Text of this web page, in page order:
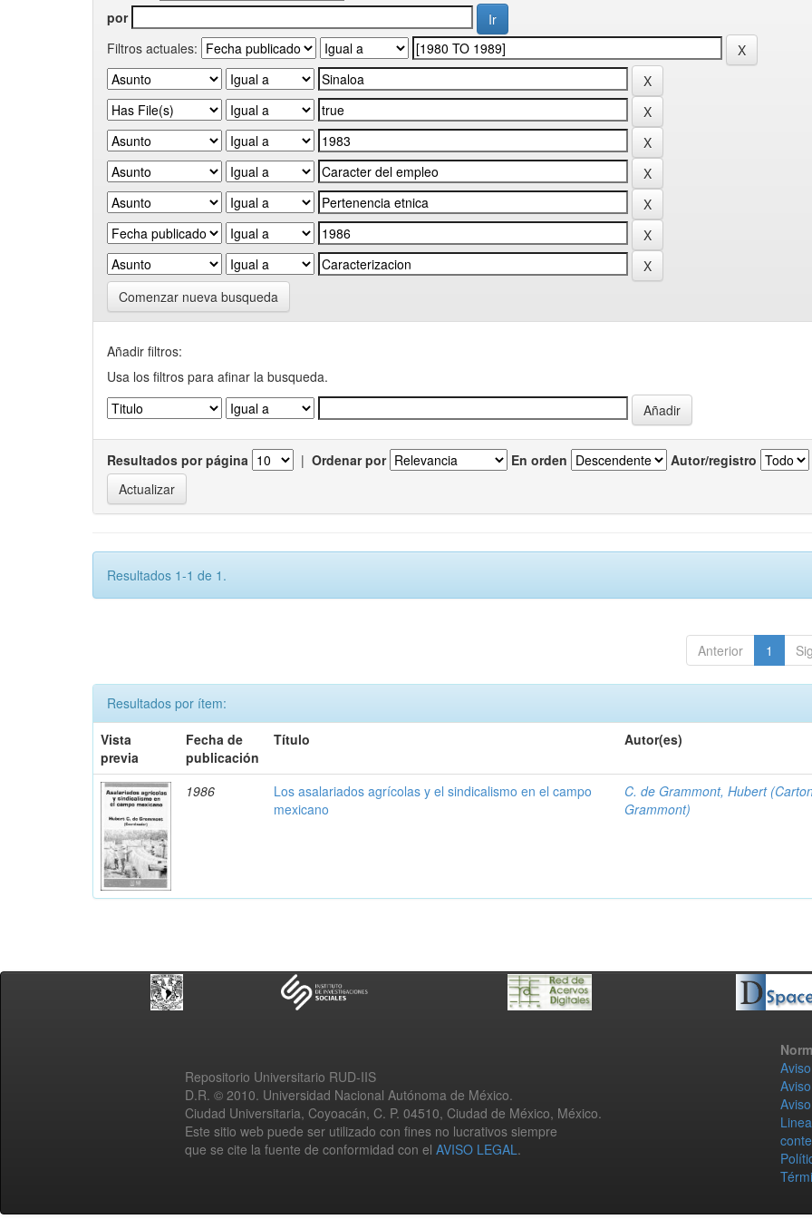
por
Filtros actuales:
Comenzar nueva busqueda
Añadir filtros:
Usa los filtros para afinar la busqueda.
Resultados por página | Ordenar por En orden Autor/registro
Resultados 1-1 de 1.
Anterior 1
Resultados por ítem:
Vista
previa
Fecha de
publicación
Título Autor(es)
1986
Los asalariados agrícolas y el sindicalismo en el campo
mexicano
C. de Grammont, Hubert
Grammont)
Repositorio Universitario RUD-IIS
D.R. © 2010. Universidad Nacional Autónoma de México.
Ciudad Universitaria, Coyoacán, C. P. 04510, Ciudad de México, México.
Este sitio web puede ser utilizado con fines no lucrativos siempre
que se cite la fuente de conformidad con el AVISO LEGAL.